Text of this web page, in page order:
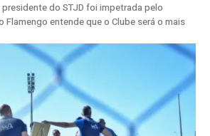
do STJD foi impetrada pelo
Flamengo entende que o Clube será o mais